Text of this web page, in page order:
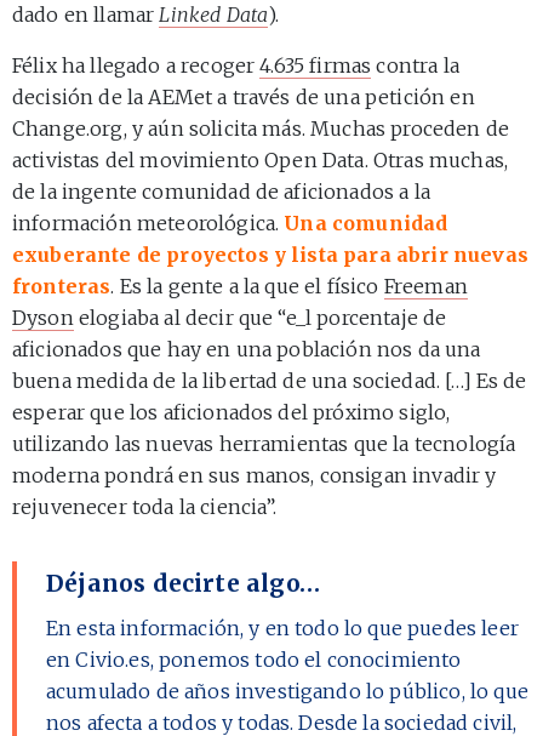
dado en llamar Linked Data).
Félix ha llegado a recoger4.635 firmas contra la
decisión de la AEMet a través de una petición en
Change.org, y aún solicita más. Muchas proceden de
activistas del movimiento Open Data. Otras muchas,
de la ingente comunidad de aficionados a la
información meteorológica. Una comunidad
exuberante de proyectos y lista para abrir nuevas
fronteras. Es la gente a la que el físico Freeman
Dyson elogiaba al decir que “e_l porcentaje de
aficionados que hay en una población nos da una
buena medida de la libertad de una sociedad. […] Es de
esperar que los aficionados del próximo siglo,
utilizando las nuevas herramientas que la tecnología
moderna pondrá en sus manos, consigan invadir y
rejuvenecer toda la ciencia”.
Déjanos decirte algo…
En esta información, y en todo lo que puedes leer
en Civio.es, ponemos todo el conocimiento
acumulado de años investigando lo público, lo que
nos afecta a todos y todas. Desde la sociedad civil,